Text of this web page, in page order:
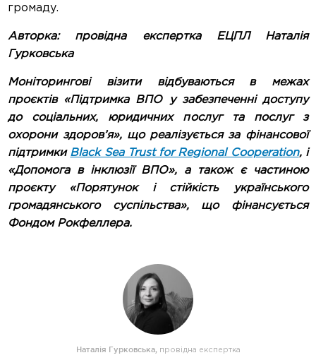
громаду.
Авторка: провідна експертка ЕЦПЛ Наталія
Гурковська
Моніторингові візити відбуваються в межах
проєктів «Підтримка ВПО у забезпеченні доступу
до соціальних, юридичних послуг та послуг з
охорони здоров’я», що реалізується за фінансової
підтримки Black Sea Trust for Regional Cooperation, і
«Допомога в інклюзії ВПО», а також є частиною
проєкту «Порятунок і стійкість українського
громадянського суспільства», що фінансується
Фондом Рокфеллера.
Наталія Гурковська, провідна експертка